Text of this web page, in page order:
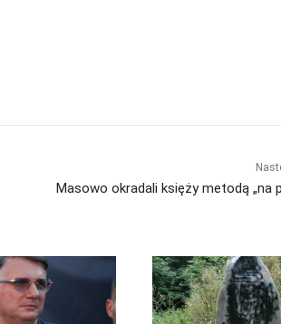
Masowo okradali księży metodą „na